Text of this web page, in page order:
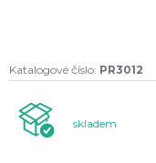
Katalogové číslo: PR3012
skladem